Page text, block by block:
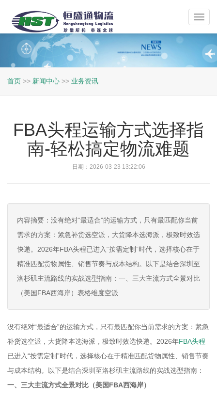
首页 >> 新闻中心 >> 业务资讯
FBA头程运输方式选择指
南-轻松搞定物流难题
日期：2026-03-23 13:22:06
内容摘要：没有绝对“最适合”的运输方式，只有最匹配你当前
需求的方案：紧急补货选空派，大货降本选海派，极致时效选
快递‌。2026年FBA头程已进入“按需定制”时代，选择核心在于‌
精准匹配货物属性、销售节奏与成本结构‌。以下是结合深圳至
洛杉矶主流路线的实战选型指南：一、三大主流方式全景对比
（美国FBA西海岸）表格维度‌空派
没有绝对“最适合”的运输方式，只有最匹配你当前需求的方案：紧急
补货选空派，大货降本选海派，极致时效选快递‌。2026年FBA头程
已进入“按需定制”时代，选择核心在于‌精准匹配货物属性、销售节奏
与成本结构‌。以下是结合深圳至洛杉矶主流路线的实战选型指南：
一、三大主流方式全景对比（美国FBA西海岸）